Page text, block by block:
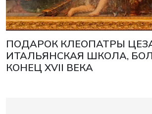
ПОДАРОК КЛЕОПАТРЫ
ИТАЛЬЯНСКАЯ ШКОЛА,
КОНЕЦ XVII ВЕКА